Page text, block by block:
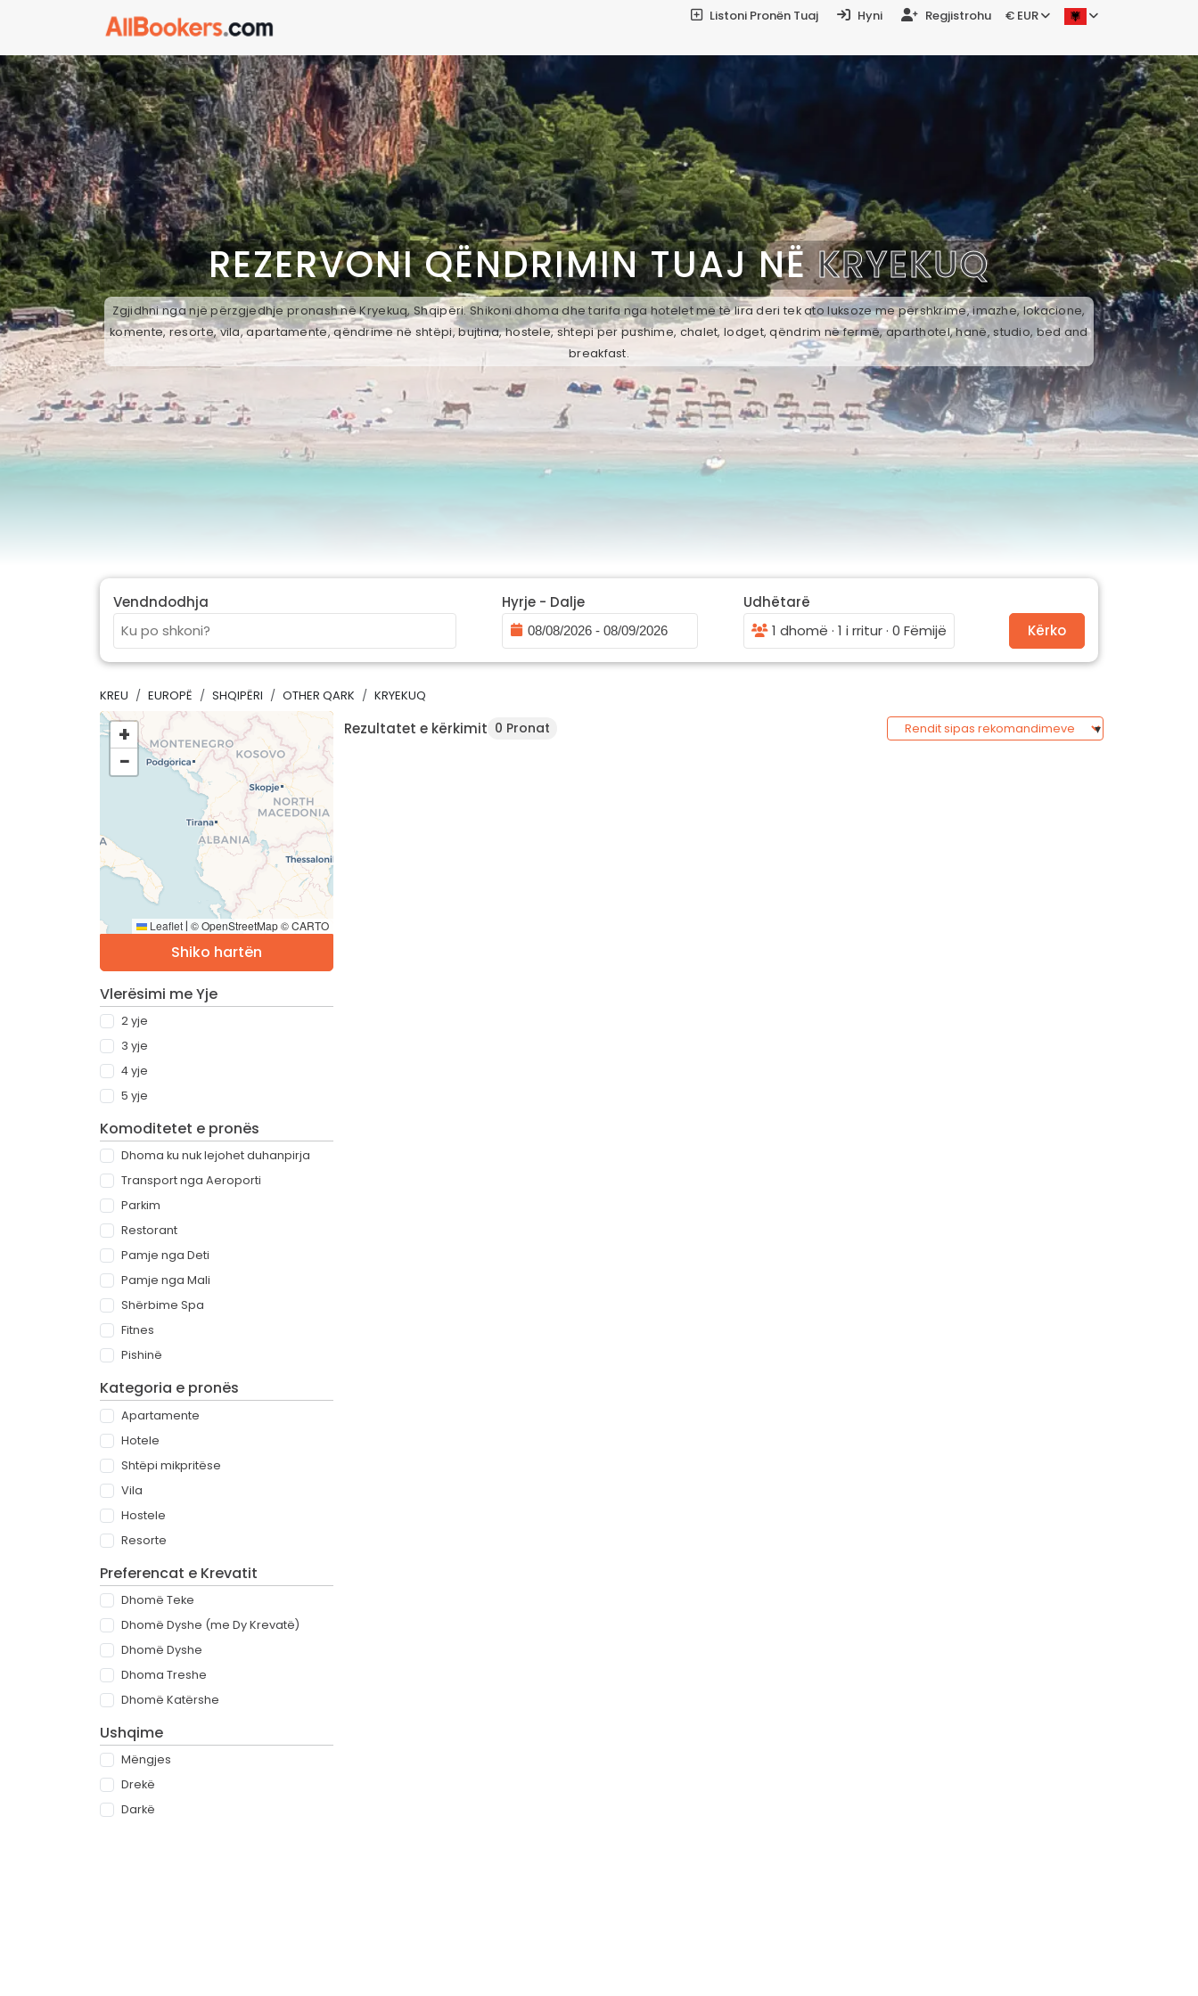
Listoni Pronën Tuaj Hyni Regjistrohu € EUR
REZERVONI QËNDRIMIN TUAJ NËKRYEKUQ
Zgjidhni nga një përzgjedhje pronash në Kryekuq, Shqipëri. Shikoni dhoma dhe tarifa nga hotelet më të lira deri tek ato luksoze me përshkrime, imazhe, lokacione,
komente, resorte, vila, apartamente, qëndrime në shtëpi, bujtina, hostele, shtepi per pushime, chalet, lodget, qëndrim në fermë, aparthotel, hanë, studio, bed and
breakfast.
Vendndodhja Hyrje - Dalje
Udhëtarë
1 dhomë · 1 i rritur · 0 Fëmijë
Kërko
KREU EUROPË SHQIPËRI OTHER QARK KRYEKUQ
+
−
Leaflet | © OpenStreetMap © CARTO
Shiko hartën
Vlerësimi me Yje
2 yje
3 yje
4 yje
5 yje
Komoditetet e pronës
Dhoma ku nuk lejohet duhanpirja
Transport nga Aeroporti
Parkim
Restorant
Pamje nga Deti
Pamje nga Mali
Shërbime Spa
Fitnes
Pishinë
Kategoria e pronës
Apartamente
Hotele
Shtëpi mikpritëse
Vila
Hostele
Resorte
Preferencat e Krevatit
Dhomë Teke
Dhomë Dyshe (me Dy Krevatë)
Dhomë Dyshe
Dhoma Treshe
Dhomë Katërshe
Ushqime
Mëngjes
Drekë
Darkë
Rezultatet e kërkimit 0 Pronat